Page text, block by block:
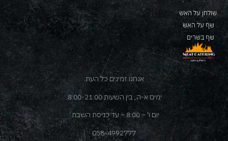
שולחן על האש
שף על האש
שף בשרים
אנחנו זמינים כל העת:
ימים א-ה, בין השעות 8:00-21:00.
יום ו' – 8:00 – עד כניסת השבת.
058-4992777